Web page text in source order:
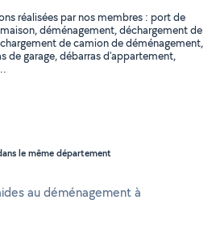
réalisées par nos membres : port de
déménagement, déchargement de
de camion de déménagement,
de garage, débarras d'appartement,
le même département
au déménagement à